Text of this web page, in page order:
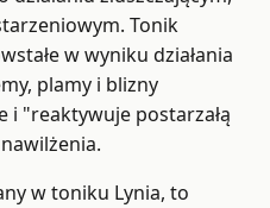
Tonik
w wyniku działania
plamy i blizny
"reaktywuje postarzałą
w toniku Lynia, to